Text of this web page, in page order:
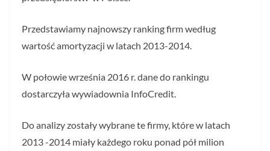
Przedstawiamy najnowszy ranking firm według
wartość amortyzacji w latach 2013-2014.
W połowie września 2016 r. dane do rankingu
dostarczyła wywiadownia InfoCredit.
Do analizy zostały wybrane te firmy, które w latach
2013 -2014 miały każdego roku ponad pół milion